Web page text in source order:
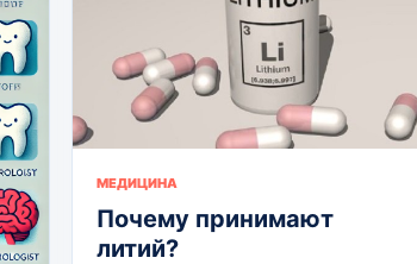
МЕДИЦИНА
Почему принимают
литий?